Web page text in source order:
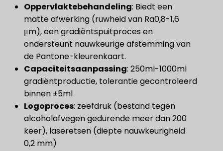
Oppervlaktebehandeling​: Biedt een
matte afwerking (ruwheid van Ra0,8-1,6
μm), een gradiëntspuitproces en
ondersteunt nauwkeurige afstemming van
de Pantone-kleurenkaart.
Capaciteitsaanpassing​: 250ml-1000ml
gradiëntproductie, tolerantie gecontroleerd
binnen ±5ml
Logoproces​: zeefdruk (bestand tegen
alcoholafvegen gedurende meer dan 200
keer), laseretsen (diepte nauwkeurigheid
0,2 mm)